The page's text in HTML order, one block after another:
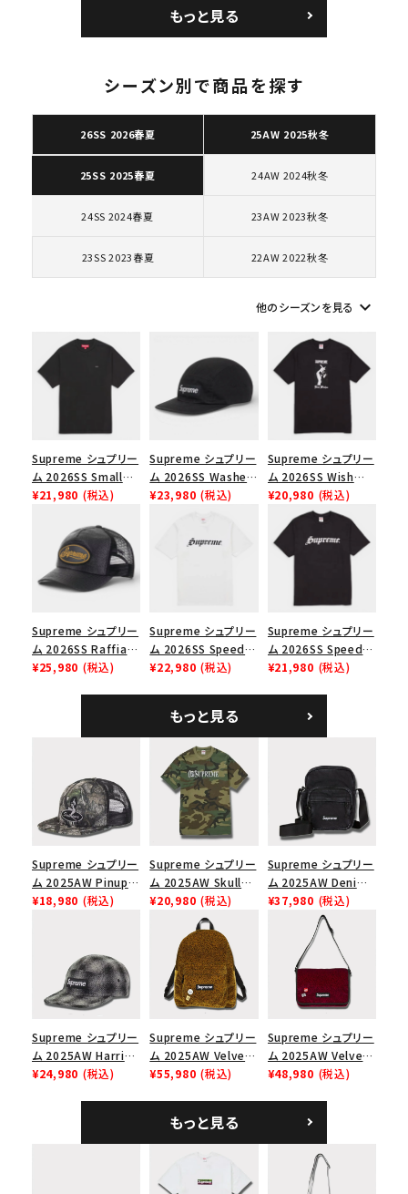
キーワードから探す
search
人気ワード 2026SS
Tシャツ・ロングスリーブ
キャップ・ハット
パーカー・クルーネック
ショルダー・ウエストバッグ
ボックスロゴ ブラックスウェット
シーズンから探す
価格から探す
円 ～
在庫のない商品を表示する
カー ホワイト 白
ムグッドイナフ ナイキ
エアフォース１スニー
ト
もっと見る
シーズン別で商品を探す
26SS 2026春夏 25AW 2025秋冬
25SS 2025春夏 24AW 2024秋冬
24SS 2024春夏 23AW 2023秋冬
23SS 2023春夏 22AW 2022秋冬
他のシーズンを見る keyboard_arrow_down
Supreme シュプリー
ム 2026SS Small
Box Tee スモールボ
¥21,980 (税込)
Supreme シュプリー
ム 2026SS Washed
Chino Twill Camp
ップ ブラック
¥23,980 (税込)
Supreme シュプリー
ム 2026SS Wish
Tee ウィッシュTシ
ャツ ブラック
¥20,980 (税込)
Supreme シュプリー
ム 2026SS Raffia
Mesh Back 5-Panel
¥25,980 (税込)
Supreme シュプリー
ム 2026SS Speed
Tee スピードTシャツ
¥22,980 (税込)
Supreme シュプリー
ム 2026SS Speed
Tee スピードTシャツ
¥21,980 (税込)
もっと見る
Supreme シュプリー
ム 2025AW Pinup
Mesh Back 5-Panel
ップ トゥルーティン
バーHTC フォールカ
¥18,980 (税込)
Supreme シュプリー
ム 2025AW Skull
Tee スカル Tシャ
ツ ウッドランドカモ
¥20,980 (税込)
Supreme シュプリー
ム 2025AW Denim
Shoulder Bag デニ
ム ショルダーバッグ
¥37,980 (税込)
Supreme シュプリー
ム 2025AW Harris
Tweed Camp Cap
¥24,980 (税込)
Supreme シュプリー
ム 2025AW Velvet
Backpack ベルベッ
¥55,980 (税込)
Supreme シュプリー
ム 2025AW Velvet
Small Messenger
バッグ レッドレオパー
ド
¥48,980 (税込)
もっと見る